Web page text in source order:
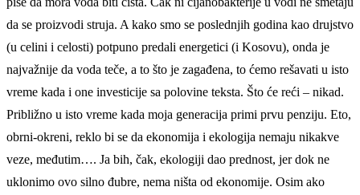
da se proizvodi struja. A kako smo se poslednjih godina kao drujstvo
(u celini i celosti) potpuno predali energetici (i Kosovu), onda je
najvažnije da voda teče, a to što je zagađena, to ćemo rešavati u isto
vreme kada i one investicije sa polovine teksta. Što će reći – nikad.
Približno u isto vreme kada moja generacija primi prvu penziju. Eto,
obrni-okreni, reklo bi se da ekonomija i ekologija nemaju nikakve
veze, međutim…. Ja bih, čak, ekologiji dao prednost, jer dok ne
uklonimo ovo silno đubre, nema ništa od ekonomije. Osim ako